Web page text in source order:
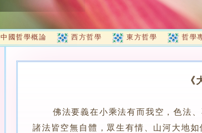
中國哲學概論 西方哲學 東方哲學 哲學
佛法要義在小乘法有而我空，色法
諸法皆空無自體，眾生有情、山河大地